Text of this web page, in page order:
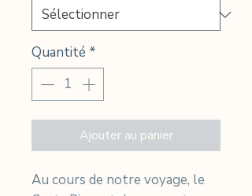
Quantité *
Ajouter au panier
Au cours de notre voyage, le